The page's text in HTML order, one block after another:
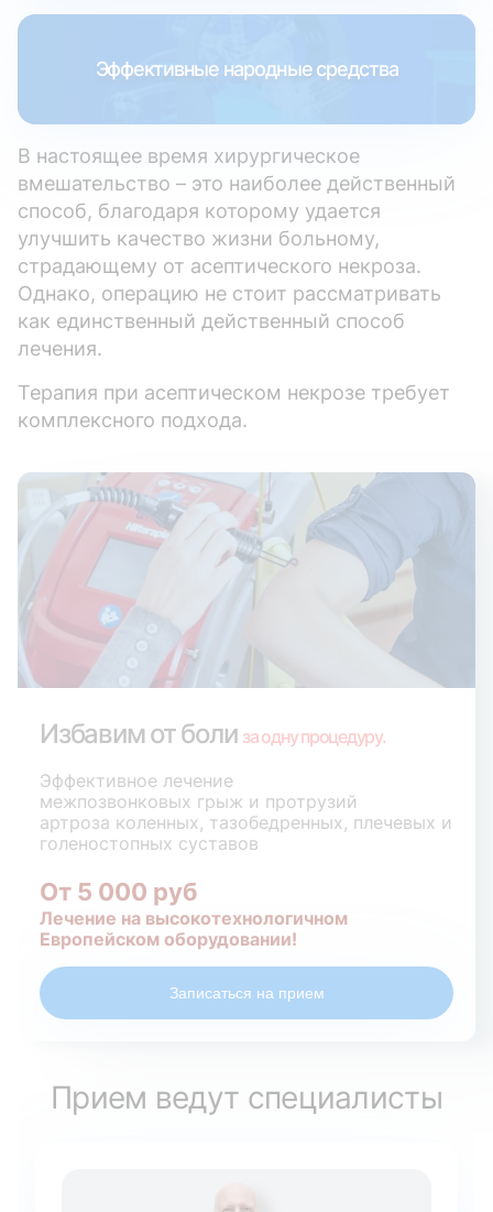
Эффективные народные средства
В настоящее время хирургическое
вмешательство – это наиболее действенный
способ, благодаря которому удается
улучшить качество жизни больному,
страдающему от асептического некроза.
Однако, операцию не стоит рассматривать
как единственный действенный способ
лечения.
Терапия при асептическом некрозе требует
комплексного подхода.
Избавим от боли за одну процедуру.
Эффективное лечение
межпозвонковых грыж и протрузий
артроза коленных, тазобедренных, плечевых и
голеностопных суставов
От 5 000 руб
Лечение на высокотехнологичном
Европейском оборудовании!
Записаться на прием
Прием ведут специалисты